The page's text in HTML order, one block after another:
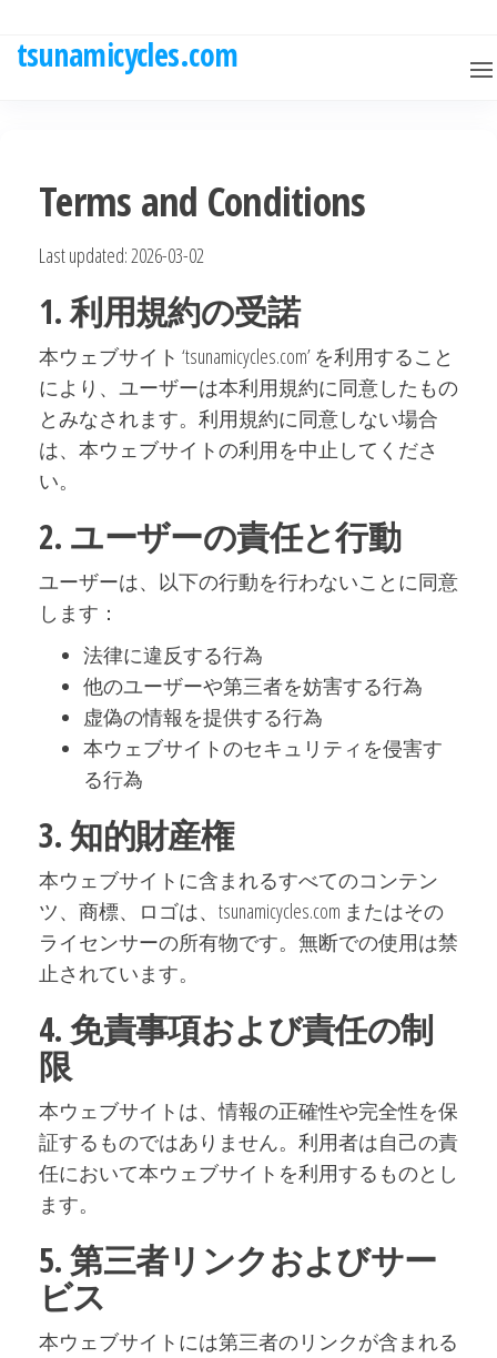
tsunamicycles.com
Terms and Conditions
Last updated: 2026-03-02
1. 利用規約の受諾
本ウェブサイト ‘tsunamicycles.com’ を利用すること
により、ユーザーは本利用規約に同意したもの
とみなされます。利用規約に同意しない場合
は、本ウェブサイトの利用を中止してくださ
い。
2. ユーザーの責任と行動
ユーザーは、以下の行動を行わないことに同意
します：
法律に違反する行為
他のユーザーや第三者を妨害する行為
虚偽の情報を提供する行為
本ウェブサイトのセキュリティを侵害す
る行為
3. 知的財産権
本ウェブサイトに含まれるすべてのコンテン
ツ、商標、ロゴは、tsunamicycles.com またはその
ライセンサーの所有物です。無断での使用は禁
止されています。
4. 免責事項および責任の制
限
本ウェブサイトは、情報の正確性や完全性を保
証するものではありません。利用者は自己の責
任において本ウェブサイトを利用するものとし
ます。
5. 第三者リンクおよびサー
ビス
本ウェブサイトには第三者のリンクが含まれる